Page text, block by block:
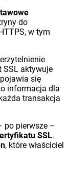
do
w tym
SSL aktywuje
się
informacja dla
transakcja
po pierwsze –
SSL.
, które właściciel